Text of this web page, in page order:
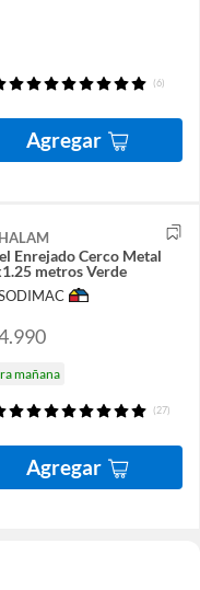
(6)
Agregar
Enrejado Cerco Metal
metros Verde
mañana
(27)
Agregar